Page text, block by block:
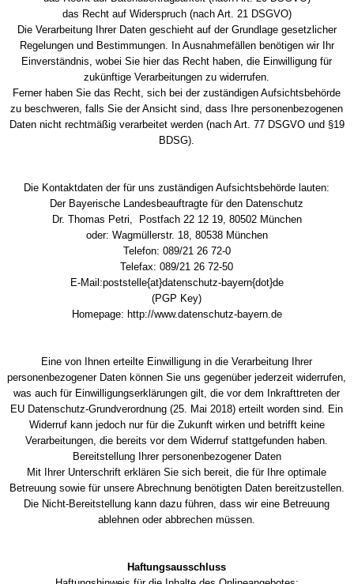
das Recht auf Widerspruch (nach Art. 21 DSGVO)
Die Verarbeitung Ihrer Daten geschieht auf der Grundlage gesetzlicher
Regelungen und Bestimmungen. In Ausnahmefällen benötigen wir Ihr
Einverständnis, wobei Sie hier das Recht haben, die Einwilligung für
zukünftige Verarbeitungen zu widerrufen.
Ferner haben Sie das Recht, sich bei der zuständigen Aufsichtsbehörde
zu beschweren, falls Sie der Ansicht sind, dass Ihre personenbezogenen
Daten nicht rechtmäßig verarbeitet werden (nach Art. 77 DSGVO und §19
BDSG).
Die Kontaktdaten der für uns zuständigen Aufsichtsbehörde lauten:
Der Bayerische Landesbeauftragte für den Datenschutz
Dr. Thomas Petri, Postfach 22 12 19, 80502 München
oder: Wagmüllerstr. 18, 80538 München
Telefon: 089/21 26 72-0
Telefax: 089/21 26 72-50
E-Mail:poststelle{at}datenschutz-bayern{dot}de
(PGP Key)
Homepage: http://www.datenschutz-bayern.de
Eine von Ihnen erteilte Einwilligung in die Verarbeitung Ihrer
personenbezogener Daten können Sie uns gegenüber jederzeit widerrufen,
was auch für Einwilligungserklärungen gilt, die vor dem Inkrafttreten der
EU Datenschutz-Grundverordnung (25. Mai 2018) erteilt worden sind. Ein
Widerruf kann jedoch nur für die Zukunft wirken und betrifft keine
Verarbeitungen, die bereits vor dem Widerruf stattgefunden haben.
Bereitstellung Ihrer personenbezogener Daten
Mit Ihrer Unterschrift erklären Sie sich bereit, die für Ihre optimale
Betreuung sowie für unsere Abrechnung benötigten Daten bereitzustellen.
Die Nicht-Bereitstellung kann dazu führen, dass wir eine Betreuung
ablehnen oder abbrechen müssen.
Haftungsausschluss